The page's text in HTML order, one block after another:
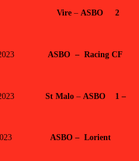
2023 Vire– ASBO 2
2023 ASBO – Racing CF
2023 St Malo– ASBO 1 –
ASBO – Lorient